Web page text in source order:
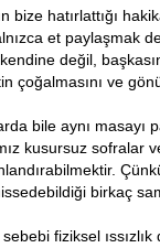
bize hatırlattığı
et paylaşmak
değil,
çoğalmasını ve
bile aynı masayı
kusursuz sofralar
birkaç
sebebi fiziksel